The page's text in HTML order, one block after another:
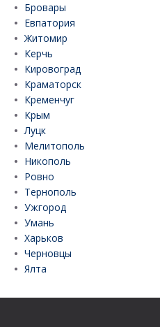
Бровары
Евпатория
Житомир
Керчь
Кировоград
Краматорск
Кременчуг
Крым
Луцк
Мелитополь
Никополь
Ровно
Тернополь
Ужгород
Умань
Харьков
Черновцы
Ялта